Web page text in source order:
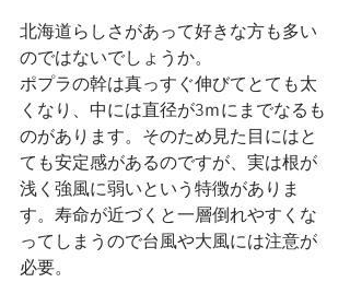
北海道らしさがあって好きな方も多い
のではないでしょうか。
ポプラの幹は真っすぐ伸びてとても太
くなり、中には直径が3ｍにまでなるも
のがあります。そのため見た目にはと
ても安定感があるのですが、実は根が
浅く強風に弱いという特徴がありま
す。寿命が近づくと一層倒れやすくな
ってしまうので台風や大風には注意が
必要。